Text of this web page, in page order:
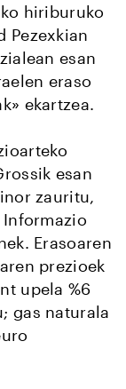
hiriburuko
Pezexkian
esan
eraso
ekartzea.
esan
zauritu,
Erasoaren
prezioek
upela %6
gas naturala